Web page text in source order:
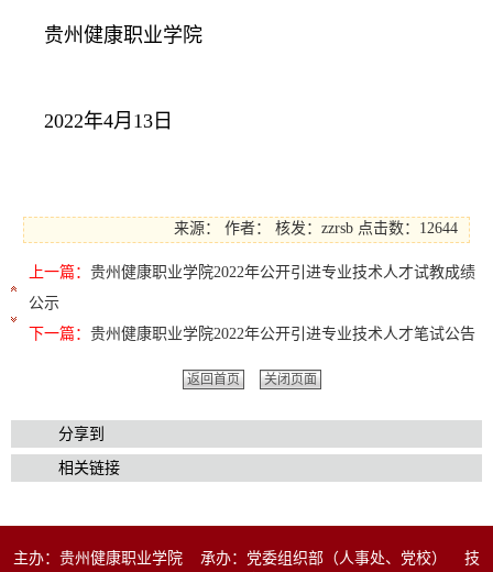
贵州健康职业学院
2022年4月13日
来源：作者：核发：zzrsb 点击数：12644
上一篇： 贵州健康职业学院2022年公开引进专业技术人才试教成绩
公示
下一篇： 贵州健康职业学院2022年公开引进专业技术人才笔试公告
返回首页 关闭页面
分享到
相关链接
主办：贵州健康职业学院 承办：党委组织部（人事处、党校） 技